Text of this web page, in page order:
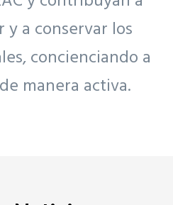
a conservar los
concienciando a
manera activa.